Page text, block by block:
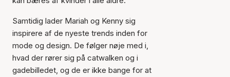
Samtidig lader Mariah og Kenny sig
inspirere af de nyeste trends inden for
mode og design. De følger nøje med i,
hvad der rører sig på catwalken og i
gadebilledet, og de er ikke bange for at